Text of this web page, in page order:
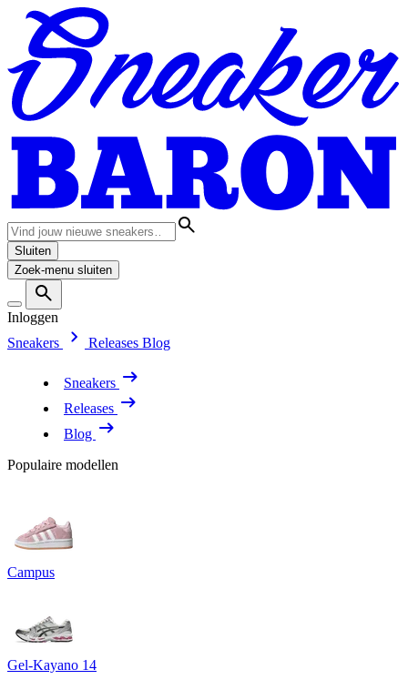
Sluiten
Zoek-menu sluiten
Inloggen
Sneakers
Releases Blog
Sneakers
Releases
Blog
Populaire modellen
Campus
Gel-Kayano 14